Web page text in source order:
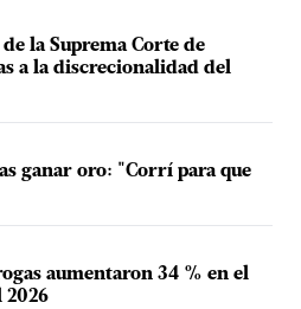
la Suprema Corte de
a la discrecionalidad del
ganar oro: "Corrí para que
aumentaron 34 % en el
2026